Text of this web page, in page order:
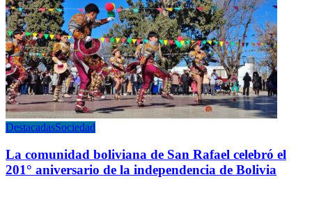
DestacadasSociedad
La comunidad boliviana de San Rafael celebró el
201° aniversario de la independencia de Bolivia